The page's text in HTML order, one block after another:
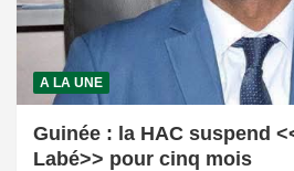
A LA UNE
Guinée : la HAC suspend
Labé>> pour cinq mois